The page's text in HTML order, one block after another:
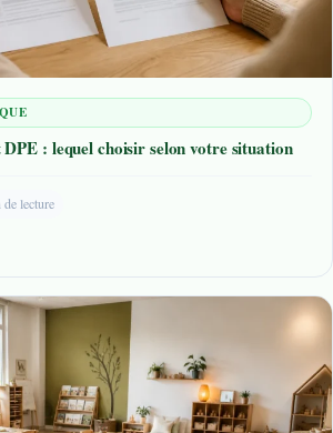
: lequel choisir selon votre situation
de lecture